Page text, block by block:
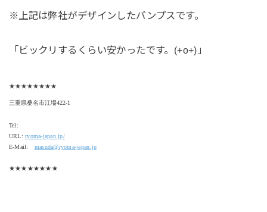
※上記は弊社がデザインしたパンプスです。
「ビックリするくらい安かったです。(+o+)」
★★★★★★★★
三重県桑名市江場422-1
Tel:
URL:ryoma-japan.jp/
E-Mail: masuda@ryoma-japan.jp
★★★★★★★★